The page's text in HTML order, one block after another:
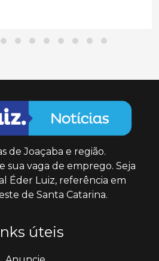
de Joaçaba e região.
sua vaga de emprego. Seja
Éder Luiz, referência em
de Santa Catarina.
úteis